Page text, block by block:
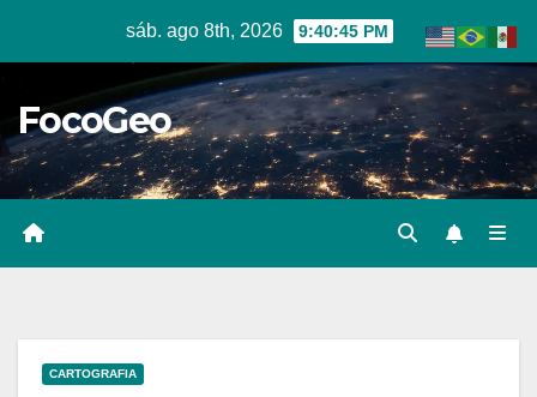
sáb. ago 8th, 2026 9:40:46 PM
FocoGeo
CARTOGRAFIA